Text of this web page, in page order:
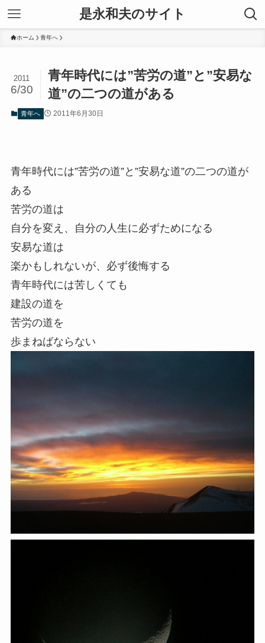
是永和夫のサイト
ホーム 青年へ
青年時代には”苦労の道”と”安易な
道”の二つの道がある
2011
6/30
青年へ 2011年6月30日
青年時代には”苦労の道”と”安易な道”の二つの道が
ある
苦労の道は
自分を変え、自分の人生に必ずためになる
安易な道は
楽かもしれないが、必ず後悔する
青年時代には苦しくても
建設の道を
苦労の道を
歩まねばならない